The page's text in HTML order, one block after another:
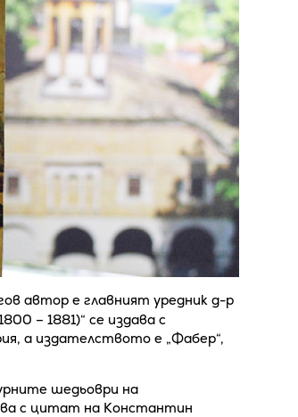
автор е главният уредник д-р
– 1881)“ се издава с
а издателството е „Фабер“,
шедьоври на
с цитат на Константин